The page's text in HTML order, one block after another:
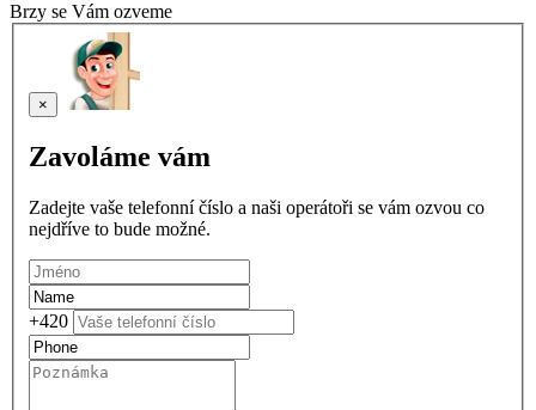
Brzy se Vám ozveme
×
Zavoláme vám
Zadejte vaše telefonní číslo a naši operátoři se vám ozvou co
nejdříve to bude možné.
+420